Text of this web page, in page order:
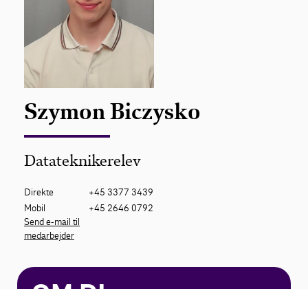
Szymon Biczysko
Datateknikerelev
Direkte
+45 3377 3439
Mobil
+45 2646 0792
Send e-mail til
medarbejder